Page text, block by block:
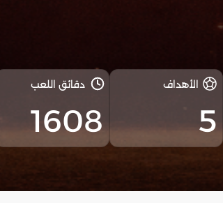
الأهداف
5
دقائق اللعب
1608